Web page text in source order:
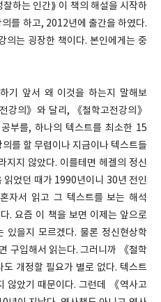
하는 인간⟫ 이 책의 해설을 시작하
를 하고, 2012년에 출간을 하였다.
의는 굉장한 책이다. 본인에게는 중
기 앞서 왜 이것을 하는지 말해보
강의》와 달리, 《철학고전강의》
부를, 하나의 텍스트를 최소한 15
를 할 무렵이나 지금이나 텍스트들
지지 않았다. 이를테면 헤겔의 정신
읽었던 때가 1990년이니 30년 전인
자서 읽고 그 텍스트를 보는 해석
. 요즘 이 책을 보면 이제는 앞으로
을지 모르겠다. 물론 정신현상학
구입해서 읽는다. 그러니까 《철학
개정할 필요가 별로 없다. 텍스트
않았기 때문이다. 그런데 《역사고